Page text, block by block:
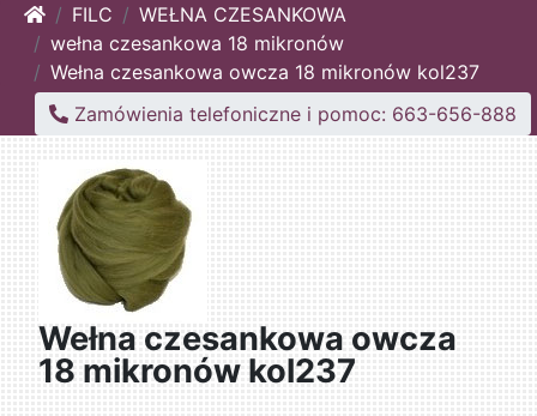
Home
FILC
WEŁNA CZESANKOWA
wełna czesankowa 18 mikronów
Wełna czesankowa owcza 18 mikronów kol237
Zamówienia telefoniczne i pomoc: 663-656-888
Wełna czesankowa owcza
18 mikronów kol237